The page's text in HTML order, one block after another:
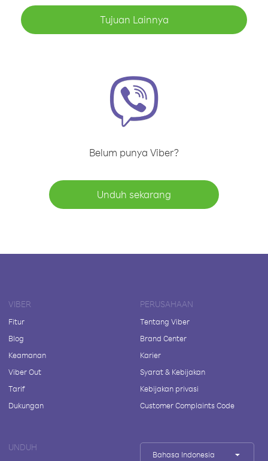
Tujuan Lainnya
Belum punya Viber?
Unduh sekarang
VIBER
Fitur
Blog
Keamanan
Viber Out
Tarif
Dukungan
PERUSAHAAN
Tentang Viber
Brand Center
Karier
Syarat & Kebijakan
Kebijakan privasi
Customer Complaints Code
UNDUH
Bahasa Indonesia